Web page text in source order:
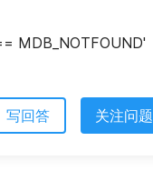
MDB_NOTFOUND'
写回答 关注问题